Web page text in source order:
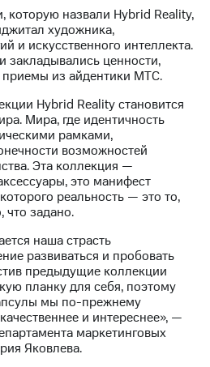
которую назвали Hybrid Reality,
художника,
и искусственного интеллекта.
закладывались ценности,
приемы из айдентики МТС.
Hybrid Reality становится
Мира, где идентичность
рамками,
возможностей
Эта коллекция —
это манифест
реальность — это то,
что задано.
наша страсть
развиваться и пробовать
предыдущие коллекции
планку для себя, поэтому
мы по-прежнему
и интереснее», —
маркетинговых
Яковлева.